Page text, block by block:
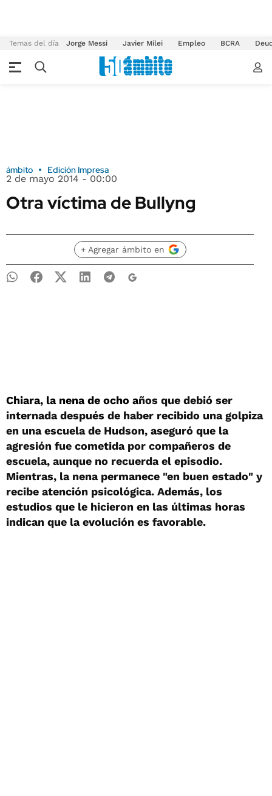
Temas del día Jorge Messi Javier Milei Empleo BCRA
ámbito Edición Impresa
2 de mayo 2014 - 00:00
Otra víctima de Bullyng
+ Agregar ámbito en
Chiara, la nena de ocho años que debió ser
internada después de haber recibido una golpiza
en una escuela de Hudson, aseguró que la
agresión fue cometida por compañeros de
escuela, aunque no recuerda el episodio.
Mientras, la nena permanece "en buen estado" y
recibe atención psicológica. Además, los
estudios que le hicieron en las últimas horas
indican que la evolución es favorable.